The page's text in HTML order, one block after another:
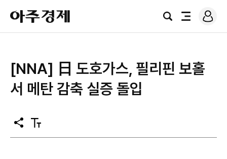
아
주
경
검
전
로
그
[NNA] 日 도호가스, 필리핀 보홀
서 메탄 감축 실증 돌입
공
유
텍
스